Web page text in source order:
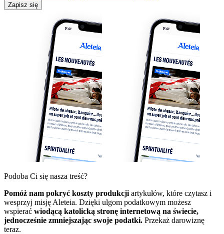
Zapisz się
Podoba Ci się nasza treść?
Pomóż nam pokryć koszty produkcji artykułów, które czytasz i
wesprzyj misję Aleteia. Dzięki ulgom podatkowym możesz
wspierać wiodącą katolicką stronę internetową na świecie,
jednocześnie zmniejszając swoje podatki. Przekaż darowiznę
teraz.